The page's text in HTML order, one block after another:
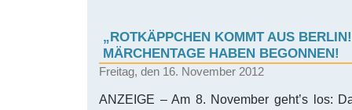
„ROTKÄPPCHEN KOMMT AUS
MÄRCHENTAGE HABEN BEGONNEN!
Freitag, den 16. November 2012
ANZEIGE – Am 8. November geht’s los: